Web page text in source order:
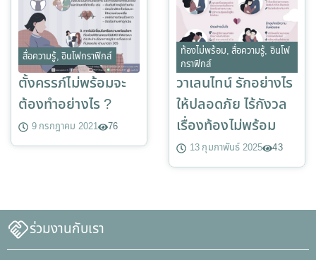
สื่อความรู้, อินโฟกราฟิกส์
ตั้งครรภ์ไม่พร้อมจะ
ต้องทำอย่างไร ?
9 กรกฎาคม 2021 76
ท้องไม่พร้อม, สื่อความรู้, อินโฟ
กราฟิกส์
วาเลนไทน์ รักอย่างไร
ให้ปลอดภัย ไร้กังวล
เรื่องท้องไม่พร้อม
13 กุมภาพันธ์ 2025 43
ร่วมงานกับเรา